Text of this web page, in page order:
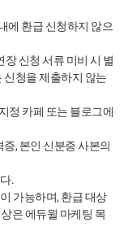
에 환급 신청하지 않으
장 신청 서류 미비 시 별
신청을 제출하지 않는
정 카페 또는 블로그에
, 본인 신분증 사본의
.
가능하며, 환급 대상
은 에듀윌 마케팅 목